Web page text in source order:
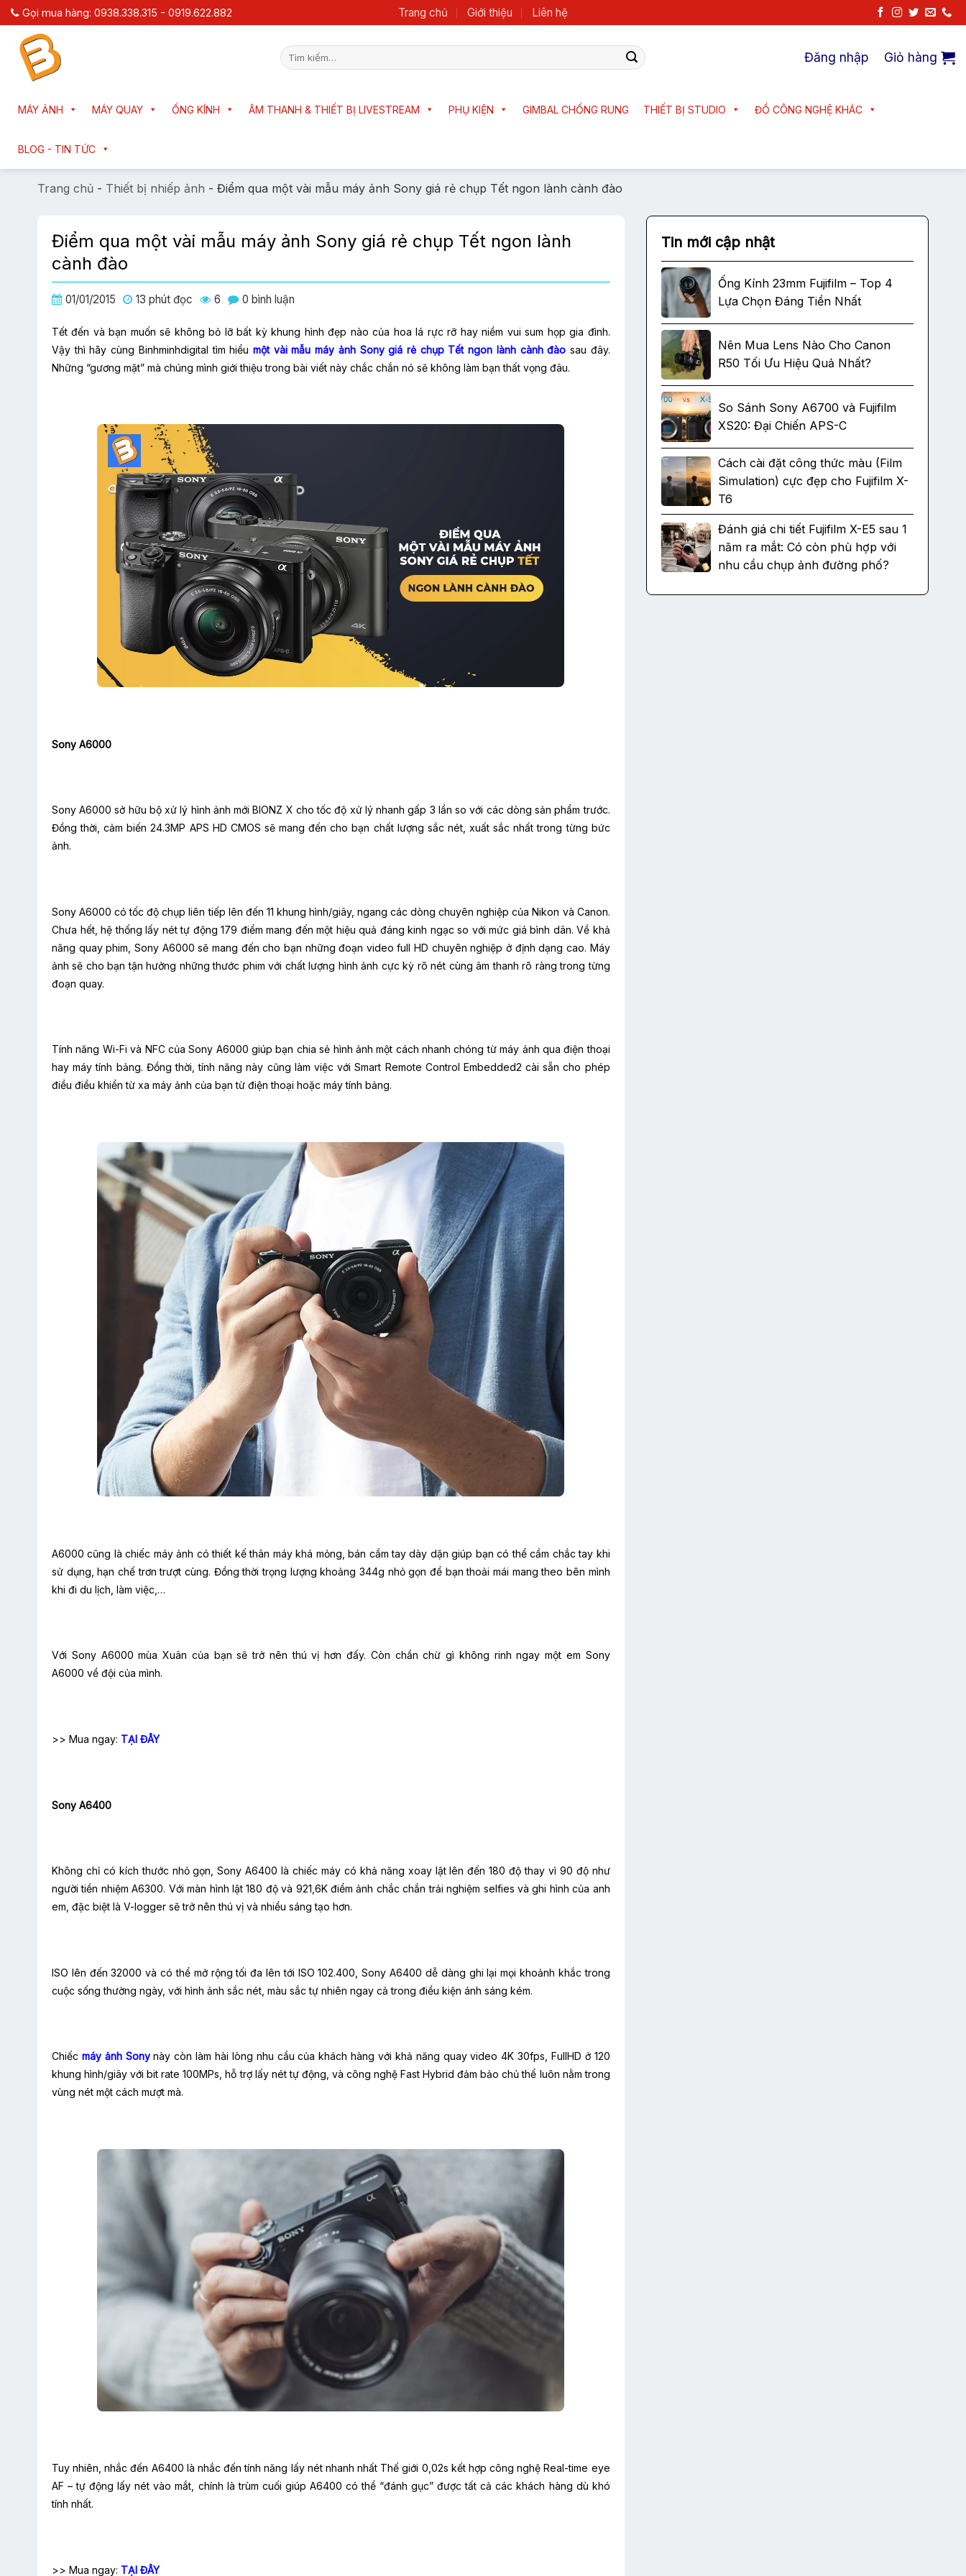
Chuyển
đến
dung
Gọi mua hàng: 0938.338.315 - 0919.622.882 Trang chủ Giới thiệu Liên hệ
Tìm
kiếm:
Đăng nhập Giỏ hàng
MÁY ẢNH MÁY QUAY ỐNG KÍNH ÂM THANH & THIẾT BỊ LIVESTREAM PHỤ KIỆN GIMBAL CHỐNG RUNG THIẾT BỊ STUDIO ĐỒ CÔNG NGHỆ KHÁC
BLOG - TIN TỨC
Trang chủ - Thiết bị nhiếp ảnh - Điểm qua một vài mẫu máy ảnh Sony giá rẻ chụp Tết ngon lành cành đào
Điểm qua một vài mẫu máy ảnh Sony giá rẻ chụp Tết ngon lành
cành đào
01/01/2015 13 phút đọc 6 0 bình luận
Tết đến và bạn muốn sẽ không bỏ lỡ bất kỳ khung hình đẹp nào của hoa lá rực rỡ hay niềm vui sum họp gia đình.
Vậy thì hãy cùng Binhminhdigital tìm hiểu một vài mẫu máy ảnh Sony giá rẻ chụp Tết ngon lành cành đào sau đây.
Những “gương mặt” mà chúng mình giới thiệu trong bài viết này chắc chắn nó sẽ không làm bạn thất vọng đâu.
Sony A6000
Sony A6000 sở hữu bộ xử lý hình ảnh mới BIONZ X cho tốc độ xử lý nhanh gấp 3 lần so với các dòng sản phẩm trước.
Đồng thời, cảm biến 24.3MP APS HD CMOS sẽ mang đến cho bạn chất lượng sắc nét, xuất sắc nhất trong từng bức
ảnh.
Sony A6000 có tốc độ chụp liên tiếp lên đến 11 khung hình/giây, ngang các dòng chuyên nghiệp của Nikon và Canon.
Chưa hết, hệ thống lấy nét tự động 179 điểm mang đến một hiệu quả đáng kinh ngạc so với mức giá bình dân. Về khả
năng quay phim, Sony A6000 sẽ mang đến cho bạn những đoạn video full HD chuyên nghiệp ở định dạng cao. Máy
ảnh sẽ cho bạn tận hưởng những thước phim với chất lượng hình ảnh cực kỳ rõ nét cùng âm thanh rõ ràng trong từng
đoạn quay.
Tính năng Wi-Fi và NFC của Sony A6000 giúp bạn chia sẻ hình ảnh một cách nhanh chóng từ máy ảnh qua điện thoại
hay máy tính bảng. Đồng thời, tính năng này cũng làm việc với Smart Remote Control Embedded2 cài sẵn cho phép
điều điều khiển từ xa máy ảnh của bạn từ điện thoại hoặc máy tính bảng.
A6000 cũng là chiếc máy ảnh có thiết kế thân máy khá mỏng, bán cầm tay dày dặn giúp bạn có thể cầm chắc tay khi
sử dụng, hạn chế trơn trượt cùng. Đồng thời trọng lượng khoảng 344g nhỏ gọn để bạn thoải mái mang theo bên mình
khi đi du lịch, làm việc,…
Với Sony A6000 mùa Xuân của bạn sẽ trở nên thú vị hơn đấy. Còn chần chừ gì không rinh ngay một em Sony
A6000 về đội của mình.
>> Mua ngay: TẠI ĐÂY
Sony A6400
Không chỉ có kích thước nhỏ gọn, Sony A6400 là chiếc máy có khả năng xoay lật lên đến 180 độ thay vì 90 độ như
người tiền nhiệm A6300. Với màn hình lật 180 độ và 921,6K điểm ảnh chắc chắn trải nghiệm selfies và ghi hình của anh
em, đặc biệt là V-logger sẽ trở nên thú vị và nhiều sáng tạo hơn.
ISO lên đến 32000 và có thể mở rộng tối đa lên tới ISO 102.400, Sony A6400 dễ dàng ghi lại mọi khoảnh khắc trong
cuộc sống thường ngày, với hình ảnh sắc nét, màu sắc tự nhiên ngay cả trong điều kiện ánh sáng kém.
Chiếc máy ảnh Sonynày còn làm hài lòng nhu cầu của khách hàng với khả năng quay video 4K 30fps, FullHD ở 120
khung hình/giây với bit rate 100MPs, hỗ trợ lấy nét tự động, và công nghệ Fast Hybrid đảm bảo chủ thể luôn nằm trong
vùng nét một cách mượt mà.
Tuy nhiên, nhắc đến A6400 là nhắc đến tính năng lấy nét nhanh nhất Thế giới 0,02s kết hợp công nghệ Real-time eye
AF – tự động lấy nét vào mắt, chính là trùm cuối giúp A6400 có thể “đánh gục” được tất cả các khách hàng dù khó
tính nhất.
>> Mua ngay: TẠI ĐÂY
Tin mới cập nhật
Ống Kính 23mm Fujifilm – Top 4
Lựa Chọn Đáng Tiền Nhất
Nên Mua Lens Nào Cho Canon
R50 Tối Ưu Hiệu Quả Nhất?
So Sánh Sony A6700 và Fujifilm
XS20: Đại Chiến APS-C
Cách cài đặt công thức màu (Film
Simulation) cực đẹp cho Fujifilm X-
T6
Đánh giá chi tiết Fujifilm X-E5 sau 1
năm ra mắt: Có còn phù hợp với
nhu cầu chụp ảnh đường phố?